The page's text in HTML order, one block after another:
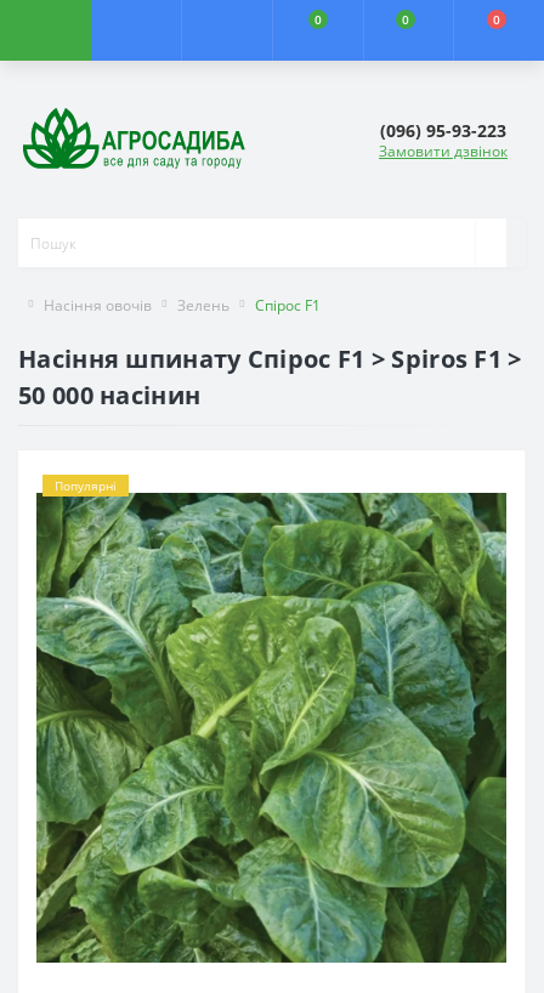
0 0 0
(096) 95-93-223
Замовити дзвінок
Насіння овочів Зелень Спірос F1
Насіння шпинату Спірос F1 > Spiros F1 >
50 000 насінин
Популярні